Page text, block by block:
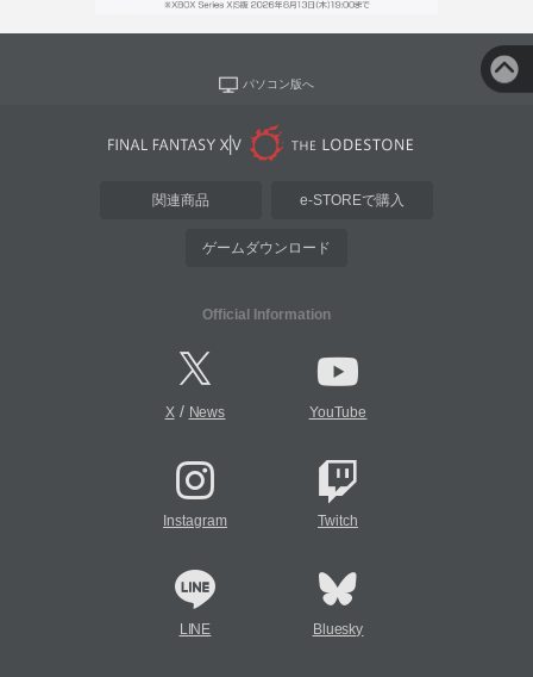
パソコン版へ
関連商品 e-STOREで購入
ゲームダウンロード
Official Information
X/ News YouTube
Instagram Twitch
LINE Bluesky